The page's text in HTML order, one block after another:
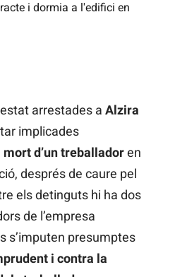
i dormia a l'edifici en
arrestades a Alzira
implicades
mort d’un treballadoren
després de caure pel
els detinguts hi ha dos
de l’empresa
s’imputen presumptes
i contra la